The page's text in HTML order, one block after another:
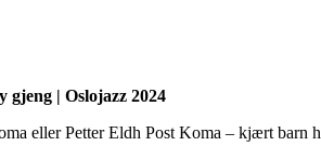
gjeng | Oslojazz 2024
eller Petter Eldh Post Koma – kjært barn